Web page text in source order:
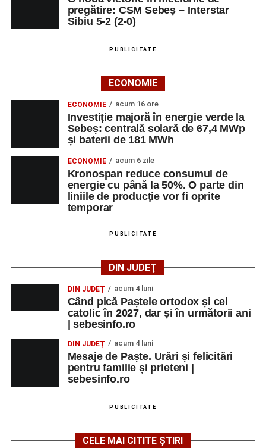
pregătire: CSM Sebeș – Interstar
Sibiu 5-2 (2-0)
PUBLICITATE
ECONOMIE
ECONOMIE acum 16 ore
Investiție majoră în energie verde la
Sebeș: centrală solară de 67,4 MWp
și baterii de 181 MWh
ECONOMIE acum 6 zile
Kronospan reduce consumul de
energie cu până la 50%. O parte din
liniile de producție vor fi oprite
temporar
PUBLICITATE
DIN JUDEȚ
DIN JUDEȚ acum 4 luni
Când pică Paștele ortodox și cel
catolic în 2027, dar și în următorii ani
| sebesinfo.ro
DIN JUDEȚ acum 4 luni
Mesaje de Paște. Urări și felicitări
pentru familie și prieteni |
sebesinfo.ro
PUBLICITATE
CELE MAI CITITE ȘTIRI